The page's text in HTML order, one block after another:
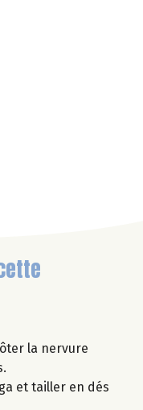
la nervure
et tailler en dés